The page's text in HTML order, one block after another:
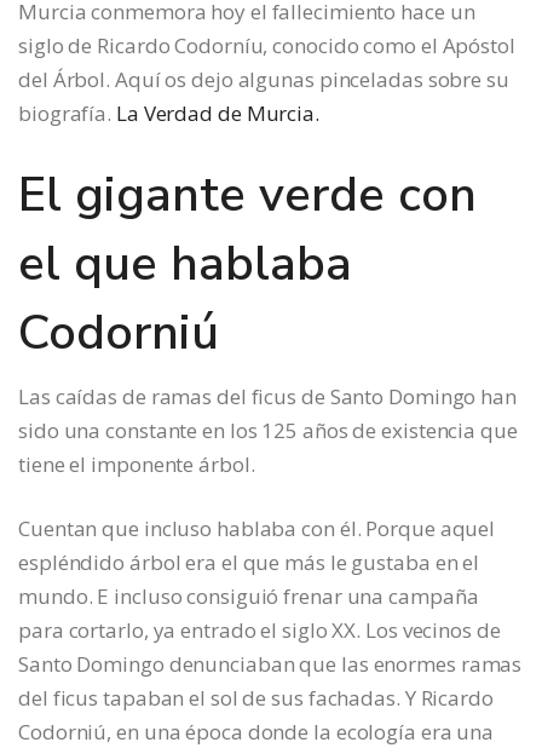
Murcia conmemora hoy el fallecimiento hace un
siglo de Ricardo Codorníu, conocido como el Apóstol
del Árbol. Aquí os dejo algunas pinceladas sobre su
biografía. La Verdad de Murcia.
El gigante verde con
el que hablaba
Codorniú
Las caídas de ramas del ficus de Santo Domingo han
sido una constante en los 125 años de existencia que
tiene el imponente árbol.
Cuentan que incluso hablaba con él. Porque aquel
espléndido árbol era el que más le gustaba en el
mundo. E incluso consiguió frenar una campaña
para cortarlo, ya entrado el siglo XX. Los vecinos de
Santo Domingo denunciaban que las enormes ramas
del ficus tapaban el sol de sus fachadas. Y Ricardo
Codorniú, en una época donde la ecología era una